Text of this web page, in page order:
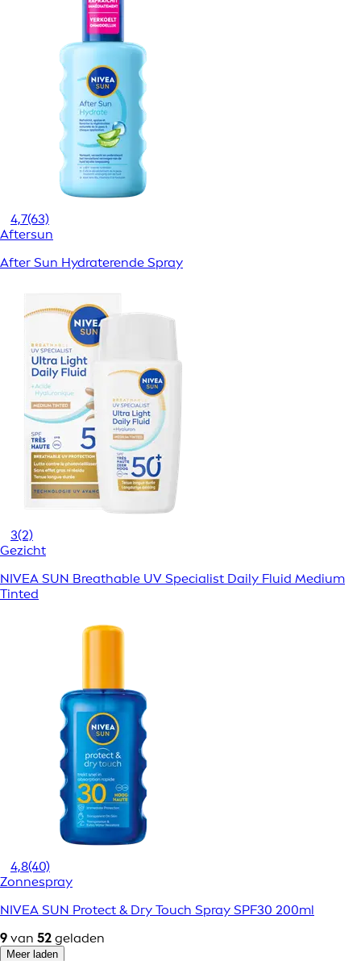
4,7(63)
Aftersun
After Sun Hydraterende Spray
3(2)
Gezicht
NIVEA SUN Breathable UV Specialist Daily Fluid Medium
Tinted
4,8(40)
Zonnespray
NIVEA SUN Protect & Dry Touch Spray SPF30 200ml
9 van 52 geladen
Meer laden